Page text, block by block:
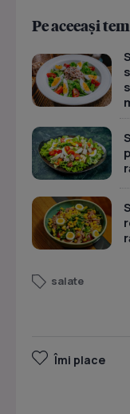
Pe aceeași
salate
Îmi place